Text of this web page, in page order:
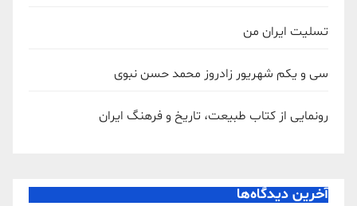
تسلیت ایران من
سی و یکم شهریور زادروز محمد حسن نبوی
رونمایی از کتاب طبیعت، تاریخ و فرهنگ ایران
آخرین دیدگاه‌ها